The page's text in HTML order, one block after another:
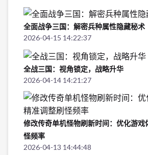
全面战争三国：解密兵种属性隐藏秘术
2026-04-15 14:22:37
全战三国：视角锁定，战略升华
2026-04-14 14:21:27
修改传奇单机怪物刷新时间：优化游戏
怪频率
2026-04-13 14:44:48